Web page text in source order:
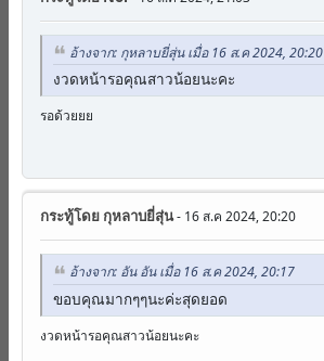
อ้างจาก: กุหลาบยี่สุ่น เมื่อ 16 ส.ค 2024, 20:20
งวดหน้ารอคุณสาวน้อยนะคะ
รอด้วยยย
กระทู้โดย กุหลาบยี่สุ่น- 16 ส.ค 2024, 20:20
อ้างจาก: อัน อัน เมื่อ 16 ส.ค 2024, 20:17
ขอบคุณมากๆๆนะค่ะสุดยอด
งวดหน้ารอคุณสาวน้อยนะคะ